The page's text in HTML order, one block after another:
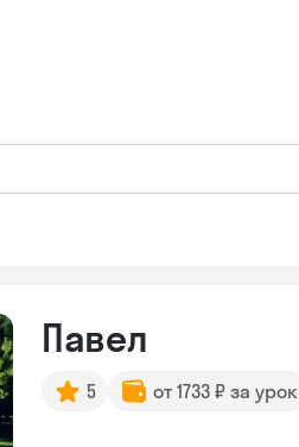
Павел
5 от 1733 ₽ за урок